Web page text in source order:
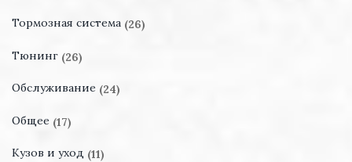
Тормозная система (26)
Тюнинг (26)
Обслуживание (24)
Общее (17)
Кузов и уход (11)